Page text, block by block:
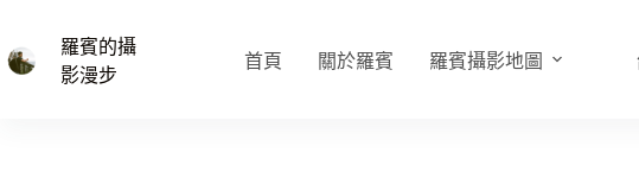
主
羅賓的攝
影漫步
首頁 關於羅賓 羅賓攝影地圖